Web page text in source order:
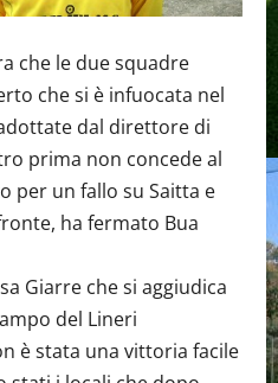
che le due squadre
che si è infuocata nel
dal direttore di
prima non concede al
per un fallo su Saitta e
ha fermato Bua
Giarre che si aggiudica
del Lineri
è stata una vittoria facile